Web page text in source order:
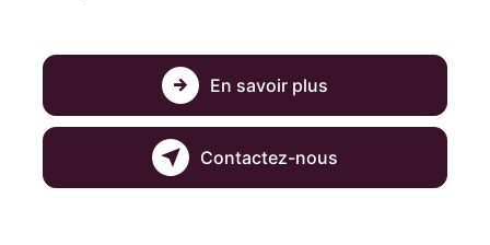
En savoir plus
Contactez-nous